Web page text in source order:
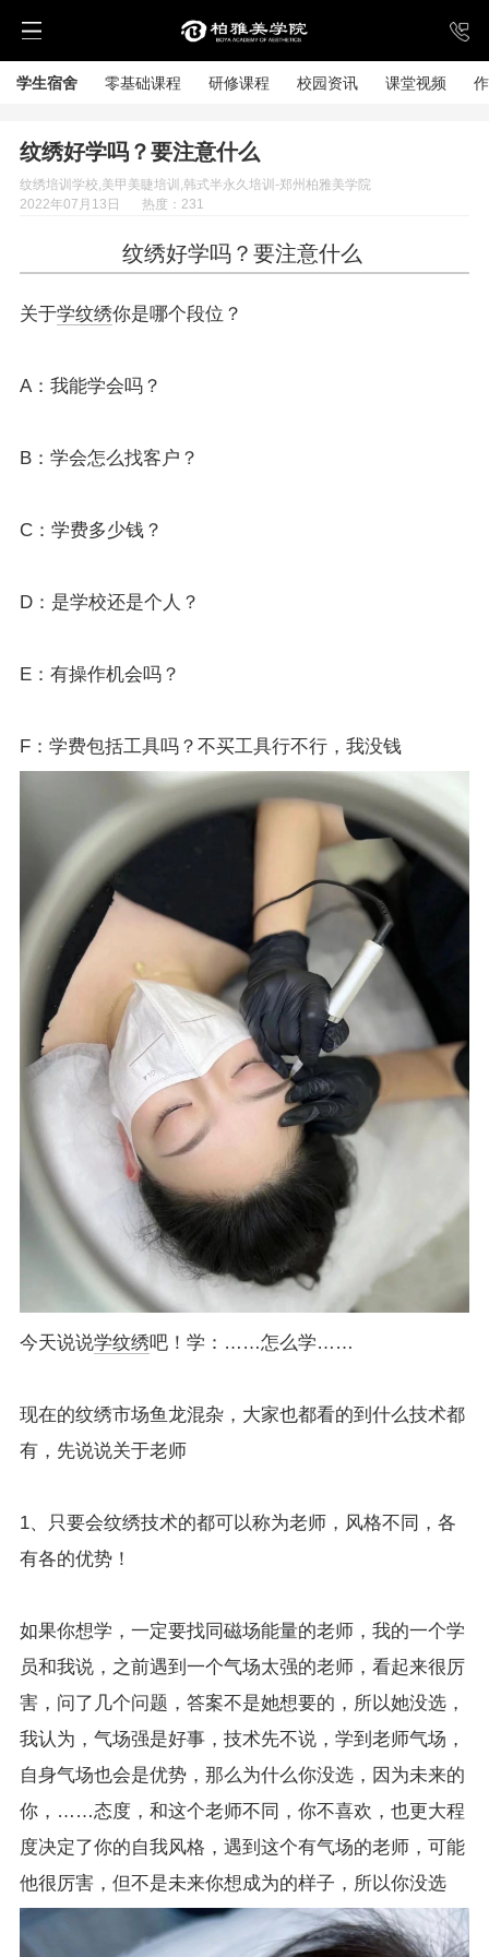
学生宿舍 零基础课程 研修课程 校园资讯 课堂视频
纹绣好学吗？要注意什么
纹绣培训学校,美甲美睫培训,韩式半永久培训-郑州柏雅美学院
2022年07月13日
热度：231
纹绣好学吗？要注意什么
关于学纹绣你是哪个段位？
A：我能学会吗？
B：学会怎么找客户？
C：学费多少钱？
D：是学校还是个人？
E：有操作机会吗？
F：学费包括工具吗？不买工具行不行，我没钱
今天说说学纹绣吧！学：……怎么学……
现在的纹绣市场鱼龙混杂，大家也都看的到什么技术都
有，先说说关于老师
1、只要会纹绣技术的都可以称为老师，风格不同，各
有各的优势！
如果你想学，一定要找同磁场能量的老师，我的一个学
员和我说，之前遇到一个气场太强的老师，看起来很厉
害，问了几个问题，答案不是她想要的，所以她没选，
我认为，气场强是好事，技术先不说，学到老师气场，
自身气场也会是优势，那么为什么你没选，因为未来的
你，……态度，和这个老师不同，你不喜欢，也更大程
度决定了你的自我风格，遇到这个有气场的老师，可能
他很厉害，但不是未来你想成为的样子，所以你没选